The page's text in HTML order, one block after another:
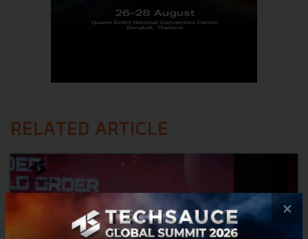
RELATED ARTICLE
×